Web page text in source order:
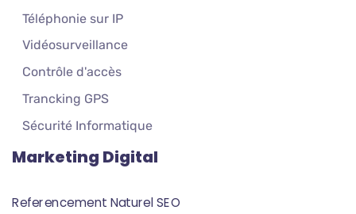
Téléphonie sur IP
Vidéosurveillance
Contrôle d'accès
Trancking GPS
Sécurité Informatique
Marketing Digital
Referencement Naturel SEO